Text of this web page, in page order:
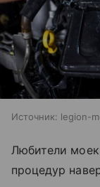
Источник: legion-
Любители
процедур